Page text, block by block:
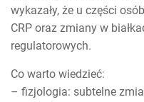
wykazały, że u części
CRP oraz zmiany w
regulatorowych.
Co warto wiedzieć:
– fizjologia: subtelne